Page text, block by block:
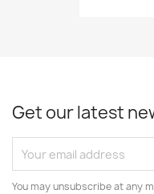
Get our latest
You may unsubscribe at any